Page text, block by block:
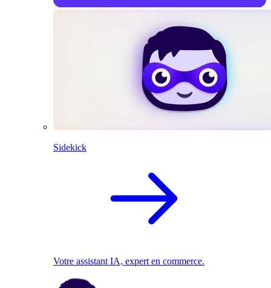
Sidekick
Votre assistant IA, expert en commerce.